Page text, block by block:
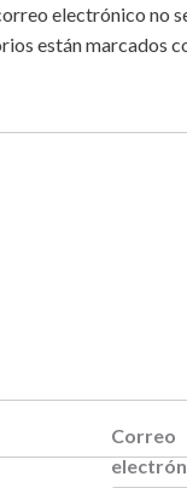
electrónico no
están marcados
Correo